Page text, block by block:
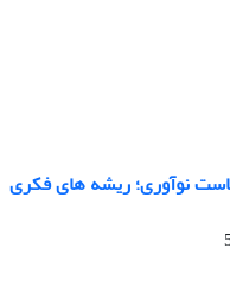
نوآوری؛ ریشه های فکری